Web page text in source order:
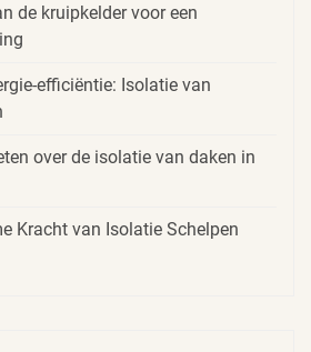
de kruipkelder voor een
efficiëntie: Isolatie van
over de isolatie van daken in
Kracht van Isolatie Schelpen